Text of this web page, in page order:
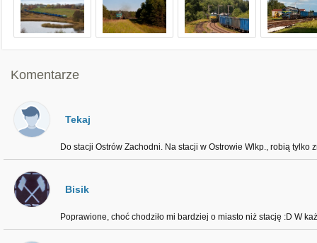
Komentarze
Tekaj
Do stacji Ostrów Zachodni. Na stacji w Ostrowie Wlkp., robią tylko
Bisik
Poprawione, choć chodziło mi bardziej o miasto niż stację :D W